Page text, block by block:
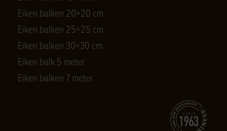
Eiken balken 20×20 cm
Eiken balken 25×25 cm
Eiken balken 30×30 cm
Eiken balk 5 meter
Eiken balken 7 meter